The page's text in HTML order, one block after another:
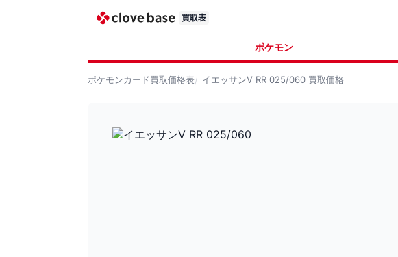
買取表
ポケモン
ポケモンカード買取価格表 イエッサンV RR 025/060 買取価格